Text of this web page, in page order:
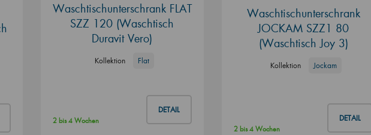
Waschtischunterschrank FLAT
SZZ 120 (Waschtisch
Duravit Vero)
Kollektion Flat
DETAIL
2 bis 4 Wochen
Waschtischunterschrank
JOCKAM SZZ1 80
(Waschtisch Joy 3)
Kollektion Jockam
DETAIL
2 bis 4 Wochen